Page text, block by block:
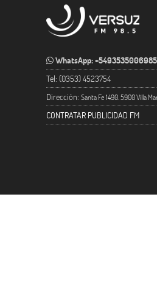
WhatsApp: +5493535006985
Tel: (0353) 4523754
Dirección: Santa Fe 1490. 5900 Villa
CONTRATAR PUBLICIDAD FM